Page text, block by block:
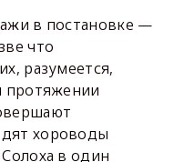
в постановке —
что
разумеется,
протяжении
хороводы
в один